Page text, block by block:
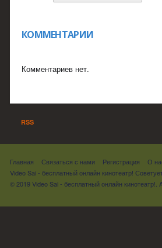
КОММЕНТАРИИ
Комментариев нет.
RSS
Главная Связаться с нами Регистрация О
Video Sai - бесплатный онлайн кинотеатр!
© 2019 Video Sai - бесплатный онлайн кинотеатр!.